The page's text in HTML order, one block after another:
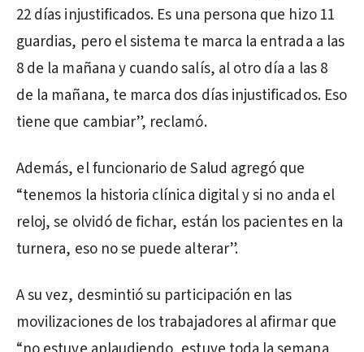
22 días injustificados. Es una persona que hizo 11
guardias, pero el sistema te marca la entrada a las
8 de la mañana y cuando salís, al otro día a las 8
de la mañana, te marca dos días injustificados. Eso
tiene que cambiar”, reclamó.
Además, el funcionario de Salud agregó que
“tenemos la historia clínica digital y si no anda el
reloj, se olvidó de fichar, están los pacientes en la
turnera, eso no se puede alterar”.
A su vez, desmintió su participación en las
movilizaciones de los trabajadores al afirmar que